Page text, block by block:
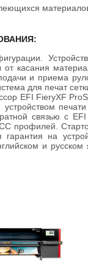
от касания
и приема
для печат
EFI FieryXF
связью с
профилей.
гарантия на
и русском